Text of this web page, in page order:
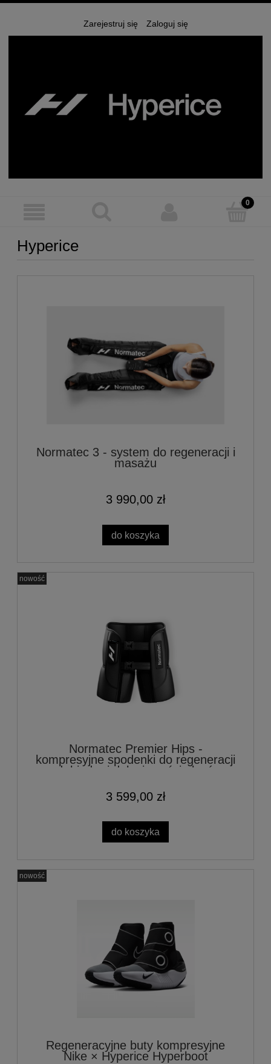
Zarejestruj się Zaloguj się
Hyperice
Normatec 3 - system do regeneracji i
masażu
3 990,00 zł
do koszyka
Normatec Premier Hips -
kompresyjne spodenki do regeneracji
ud, bioder i dolnej części pleców
3 599,00 zł
do koszyka
nowość
Regeneracyjne buty kompresyjne
Nike × Hyperice Hyperboot
nowość